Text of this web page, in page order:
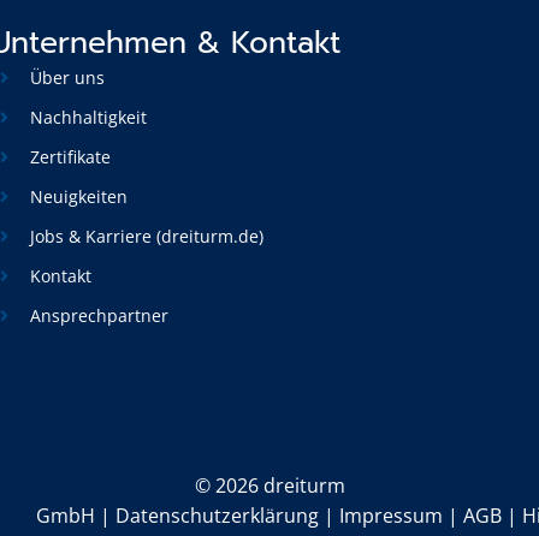
& Kontakt
Über uns
Nachhaltigkeit
Zertifikate
Neuigkeiten
Jobs & Karriere (dreiturm.de)
Kontakt
Ansprechpartner
©2026 dreiturm
GmbH | Datenschutzerklärung | Impressum | AGB |